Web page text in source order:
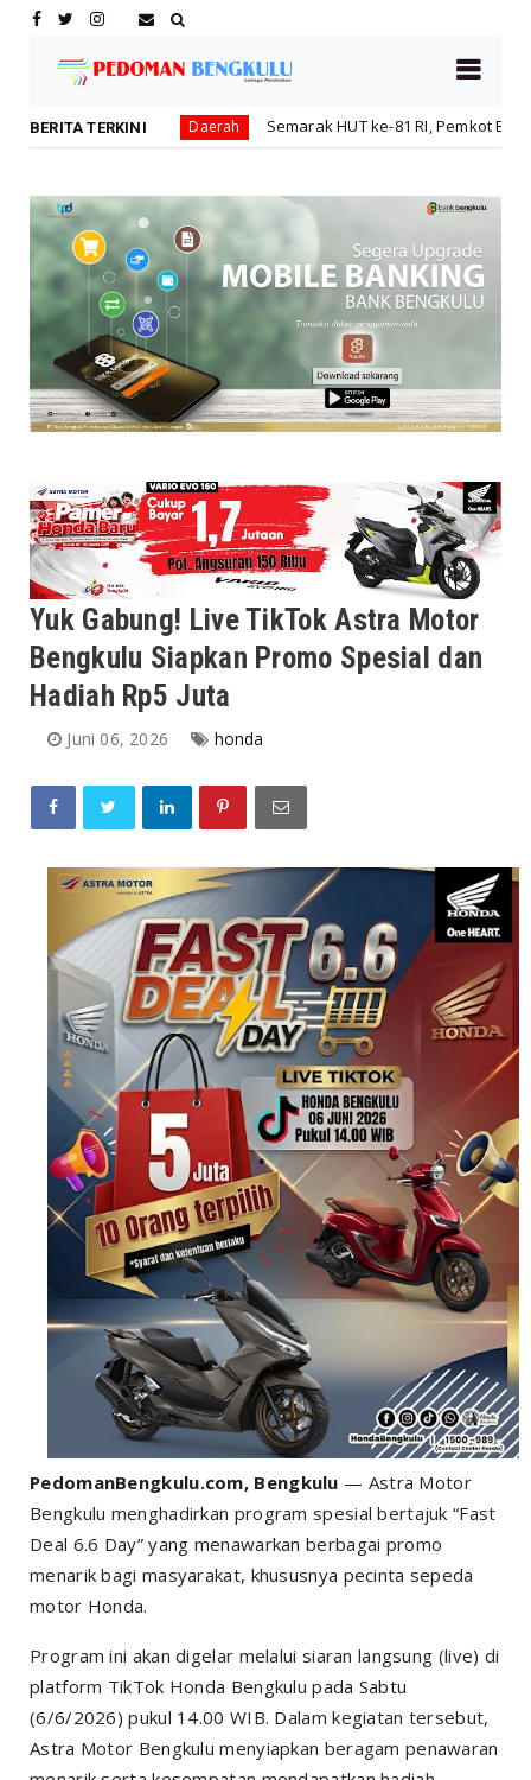
BERITA TERKINI
Daerah Semarak HUT ke-81 RI, Pemkot Bengkulu Gelar Lomba
Yuk Gabung! Live TikTok Astra Motor
Bengkulu Siapkan Promo Spesial dan
Hadiah Rp5 Juta
Juni 06, 2026 honda
PedomanBengkulu.com, Bengkulu — Astra Motor
Bengkulu menghadirkan program spesial bertajuk “Fast
Deal 6.6 Day” yang menawarkan berbagai promo
menarik bagi masyarakat, khususnya pecinta sepeda
motor Honda.
Program ini akan digelar melalui siaran langsung (live) di
platform TikTok Honda Bengkulu pada Sabtu
(6/6/2026) pukul 14.00 WIB. Dalam kegiatan tersebut,
Astra Motor Bengkulu menyiapkan beragam penawaran